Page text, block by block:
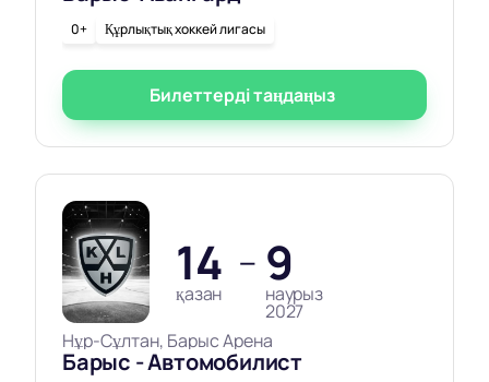
0+ Құрлықтық хоккей лигасы
Билеттерді таңдаңыз
14
қазан
— 9
наурыз
2027
Нұр-Сұлтан, Барыс Арена
Барыс - Автомобилист